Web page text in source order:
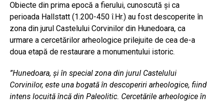
Obiecte din prima epocă a fierului, cunoscută și ca
perioada Hallstatt (1.200-450 î.Hr.) au fost descoperite în
zona din jurul Castelului Corvinilor din Hunedoara, ca
urmare a cercetărilor arheologice prilejuite de cea de-a
doua etapă de restaurare a monumentului istoric.
”Hunedoara, și în special zona din jurul Castelului
Corvinilor, este una bogată în descoperiri arheologice, fiind
intens locuită încă din Paleolitic. Cercetările arheologice în